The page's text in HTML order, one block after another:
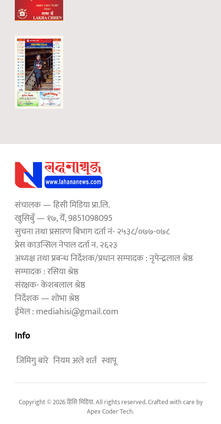
संचालक — हिसी मिडिया प्रा.लि.
खुसिबुँ — १७, येँ, 9851098095
सुचना तथा प्रसारण बिभाग दर्ता नं- २५३८/०७७-०७८
प्रेस काउन्सिल नेपाल दर्ता न. २६२३
अध्यक्ष तथा प्रबन्ध निर्देशक/प्रधान सम्पादक : नृपेन्द्रलाल श्रेष्ठ
सम्पादक : रसिया श्रेष्ठ
संरक्षक- केशबलाल श्रेष्ठ
निर्देशक — शोभा श्रेष्ठ
ईमेल : mediahisi@gmail.com
Info
जिमिगु बारे नियम अले शर्त स्वापू
Copyright © 2026 हिसि मिडिया. All rights reserved. Crafted with care by
Apex Coder Tech.